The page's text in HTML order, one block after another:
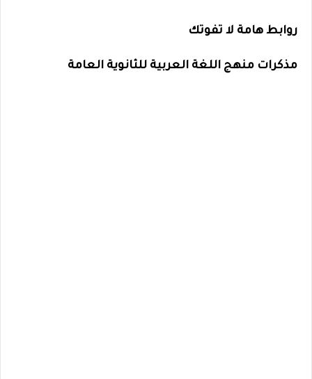
روابط هامة لا تفوتك
مذكرات منهج اللغة العربية للثانوية العامة